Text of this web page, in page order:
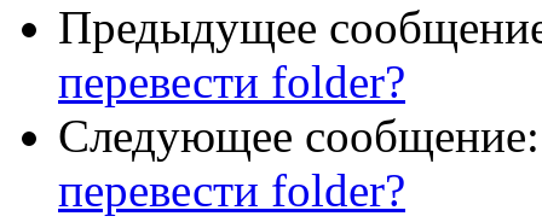
Предыдущее
перевести folder?
Следующее
перевести folder?